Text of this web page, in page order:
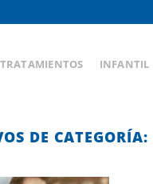
TRATAMIENTOS INFANTIL
DE CATEGORÍA: